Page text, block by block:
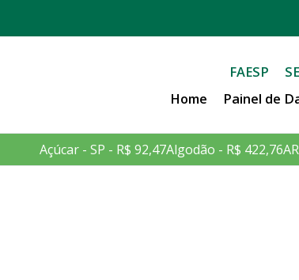
FAESP
Home
Painel de
Açúcar - SP - R$ 92,47Algodão - R$ 422,76